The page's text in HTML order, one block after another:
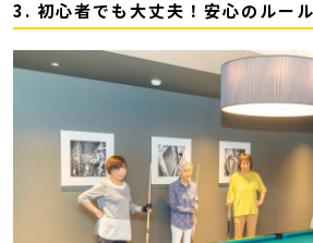
3. 初心者でも大丈夫！安心のルー